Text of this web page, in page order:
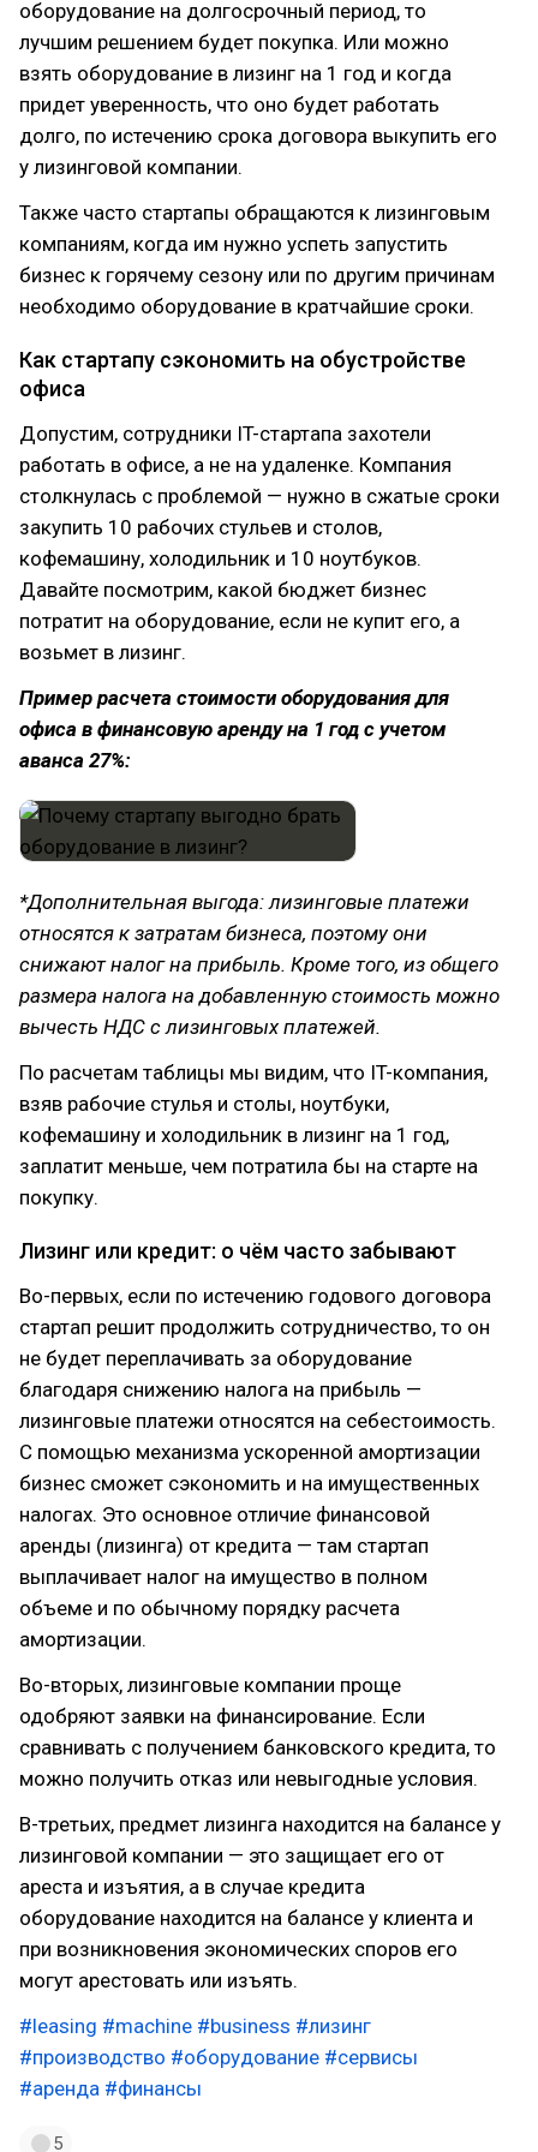
оборудование на долгосрочный период, то
лучшим решением будет покупка. Или можно
взять оборудование в лизинг на 1 год и когда
придет уверенность, что оно будет работать
долго, по истечению срока договора выкупить его
у лизинговой компании.
Также часто стартапы обращаются к лизинговым
компаниям, когда им нужно успеть запустить
бизнес к горячему сезону или по другим причинам
необходимо оборудование в кратчайшие сроки.
Как стартапу сэкономить на обустройстве
офиса
Допустим, сотрудники IT-стартапа захотели
работать в офисе, а не на удаленке. Компания
столкнулась с проблемой — нужно в сжатые сроки
закупить 10 рабочих стульев и столов,
кофемашину, холодильник и 10 ноутбуков.
Давайте посмотрим, какой бюджет бизнес
потратит на оборудование, если не купит его, а
возьмет в лизинг.
Пример расчета стоимости оборудования для
офиса в финансовую аренду на 1 год с учетом
аванса 27%:
*Дополнительная выгода: лизинговые платежи
относятся к затратам бизнеса, поэтому они
снижают налог на прибыль. Кроме того, из общего
размера налога на добавленную стоимость можно
вычесть НДС с лизинговых платежей.
По расчетам таблицы мы видим, что IT-компания,
взяв рабочие стулья и столы, ноутбуки,
кофемашину и холодильник в лизинг на 1 год,
заплатит меньше, чем потратила бы на старте на
покупку.
Лизинг или кредит: о чём часто забывают
Во-первых, если по истечению годового договора
стартап решит продолжить сотрудничество, то он
не будет переплачивать за оборудование
благодаря снижению налога на прибыль —
лизинговые платежи относятся на себестоимость.
С помощью механизма ускоренной амортизации
бизнес сможет сэкономить и на имущественных
налогах. Это основное отличие финансовой
аренды (лизинга) от кредита — там стартап
выплачивает налог на имущество в полном
объеме и по обычному порядку расчета
амортизации.
Во-вторых, лизинговые компании проще
одобряют заявки на финансирование. Если
сравнивать с получением банковского кредита, то
можно получить отказ или невыгодные условия.
В-третьих, предмет лизинга находится на балансе у
лизинговой компании — это защищает его от
ареста и изъятия, а в случае кредита
оборудование находится на балансе у клиента и
при возникновения экономических споров его
могут арестовать или изъять.
#leasing #machine #business #лизинг
#производство #оборудование #сервисы
#аренда #финансы
5